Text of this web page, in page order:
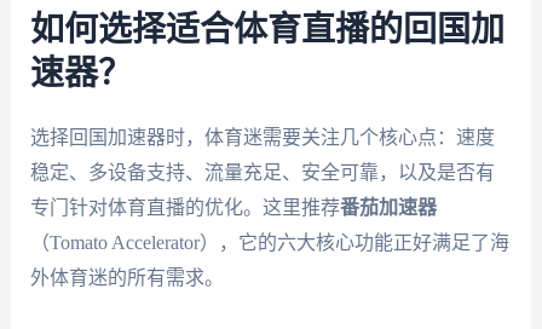
如何选择适合体育直播的回国加
速器？
选择回国加速器时，体育迷需要关注几个核心点：速度
稳定、多设备支持、流量充足、安全可靠，以及是否有
专门针对体育直播的优化。这里推荐番茄加速器
（Tomato Accelerator），它的六大核心功能正好满足了海
外体育迷的所有需求。